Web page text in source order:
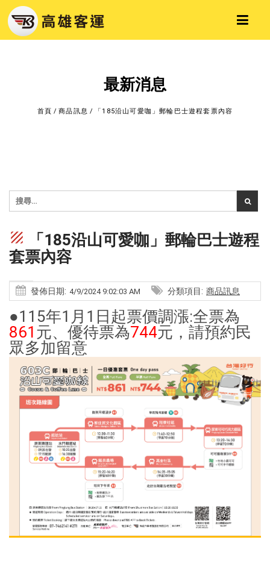
最新消息
首頁 /商品訊息 / 「185沿山可愛咖」郵輪巴士遊程套票內容
texture
「185沿山可愛咖」郵輪巴士遊程
套票內容
發佈日期: 4/9/2024 9:02:03 AM 分類項目: 商品訊息
●115年1月1日起票價調漲:全票為
861 元、優待票為744元，請預約民
眾多加留意